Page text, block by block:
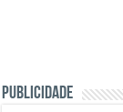
PUBLICIDADE